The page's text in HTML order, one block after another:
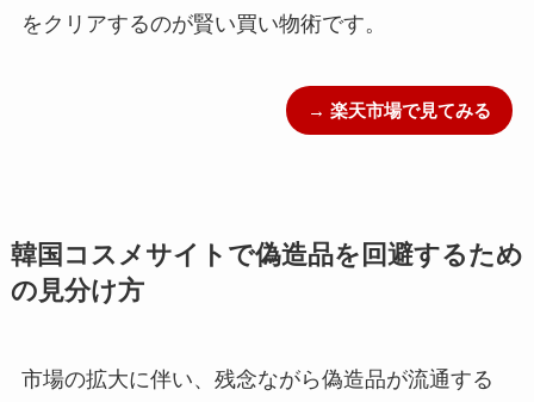
をクリアするのが賢い買い物術です。
→ 楽天市場で見てみる
韓国コスメサイトで偽造品を回避するため
の見分け方
市場の拡大に伴い、残念ながら偽造品が流通する